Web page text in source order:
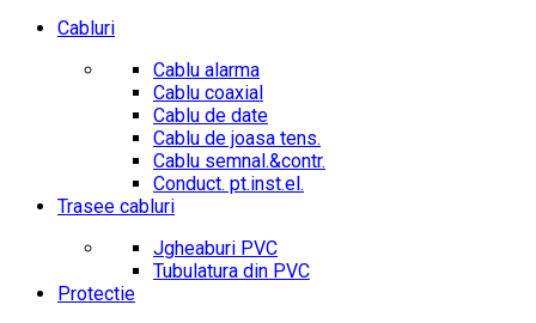
Cabluri
Cablu alarma
Cablu coaxial
Cablu de date
Cablu de joasa tens.
Cablu semnal.&contr.
Conduct. pt.inst.el.
Trasee cabluri
Jgheaburi PVC
Tubulatura din PVC
Protectie